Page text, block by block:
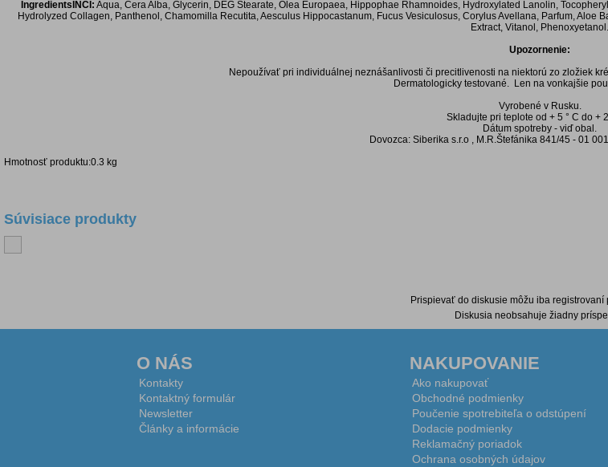
IngredientsINCI: Aqua, Cera Alba, Glycerin, DEG Stearate, Olea Europaea, Hippophae Rhamnoides, Hydroxylated Lanolin,
Hydrolyzed Collagen, Panthenol, Chamomilla Recutita, Aesculus Hippocastanum, Fucus Vesiculosus, Corylus Avellana, Parfum,
Extract, Vitanol, Phenoxyetanol.
Upozornenie:
Nepoužívať pri individuálnej neznášanlivosti či precitlivenosti na niektorú zo zložiek
Dermatologicky testované. Len na vonkajšie
Vyrobené v Rusku.
Skladujte pri teplote od + 5 ° C do +
Dátum spotreby - viď obal.
Dovozca: Siberika s.r.o , M.R.Štefánika 841/45 - 01
Hmotnosť produktu:0.3 kg
Súvisiace produkty
Prispievať do diskusie môžu iba registrovaní
Diskusia neobsahuje žiadny
O NÁS
Kontakty
Kontaktný formulár
Newsletter
Články a informácie
NAKUPOVANIE
Ako nakupovať
Obchodné podmienky
Poučenie spotrebiteľa o odstúpení
Dodacie podmienky
Reklamačný poriadok
Ochrana osobných údajov